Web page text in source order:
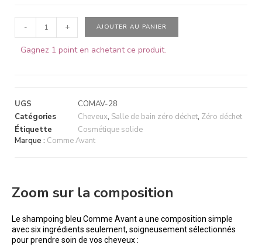
- + AJOUTER AU PANIER
Gagnez 1 point en achetant ce produit.
UGS
COMAV-28
Catégories
Cheveux, Salle de bain zéro déchet, Zéro déchet
Étiquette
Cosmétique solide
Marque : Comme Avant
Zoom sur la composition
Le shampoing bleu Comme Avant a une composition simple
avec six ingrédients seulement, soigneusement sélectionnés
pour prendre soin de vos cheveux :